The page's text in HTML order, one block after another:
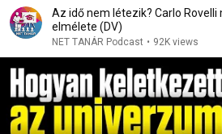
Az idő nem létezik? Carlo
elmélete (DV)
NET TANÁR Podcast • 92K views